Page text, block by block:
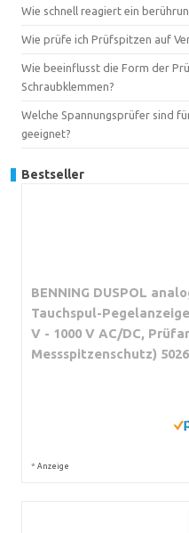
Wie schnell reagiert ein
Wie prüfe ich Prüfspitzen auf
Wie beeinflusst die Form der
Schraubklemmen?
Welche Spannungsprüfer sind
geeignet?
Bestseller
BENNING DUSPOL
Tauchspul-
V - 1000 V AC/DC,
Messspitzenschutz)
* Anzeige